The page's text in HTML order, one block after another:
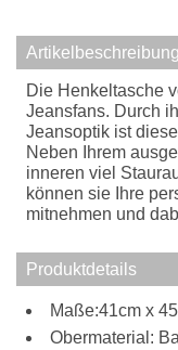
Artikelbeschreibung
Die Henkeltasche
Jeansfans. Durch
Jeansoptik ist
Neben Ihrem
inneren viel
können sie Ihre
mitnehmen und
Produktdetails
Maße:41cm x
Obermaterial: